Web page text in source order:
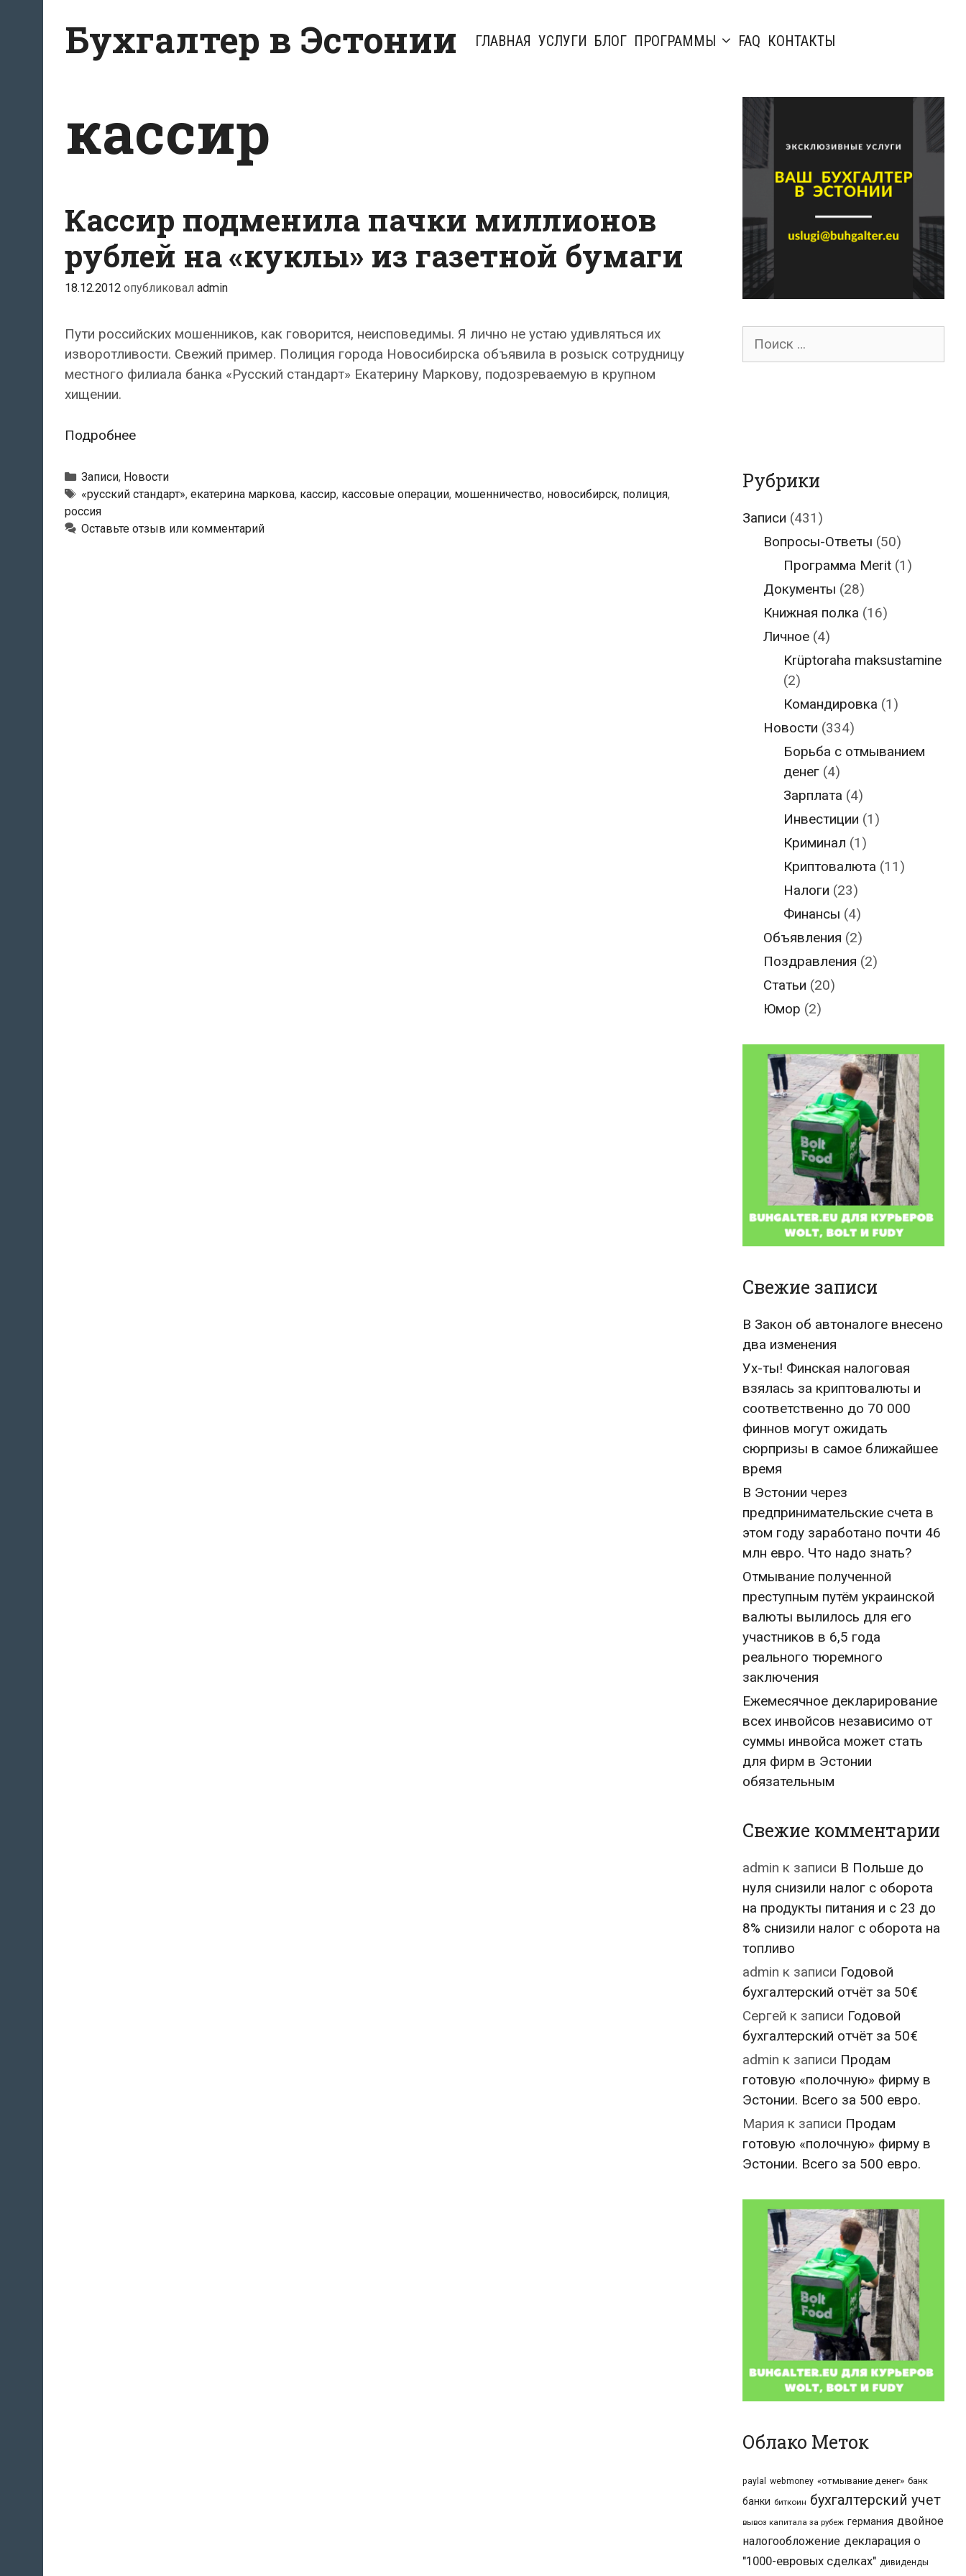
содержанию
Бухгалтер в Эстонии ГЛАВНАЯ УСЛУГИ БЛОГ ПРОГРАММЫ FAQ КОНТАКТЫ
кассир
Кассир подменила пачки миллионов
рублей на «куклы» из газетной бумаги
18.12.2012 опубликовал admin
Пути российских мошенников, как говорится, неисповедимы. Я лично не устаю удивляться их
изворотливости. Свежий пример. Полиция города Новосибирска объявила в розыск сотрудницу
местного филиала банка «Русский стандарт» Екатерину Маркову, подозреваемую в крупном
хищении.
ПодробнееКассир
пачки
миллионов
на
Рубрики
Записи, Новости
Метки
«русский стандарт», екатерина маркова, кассир, кассовые операции, мошенничество, новосибирск, полиция,
россия
Оставьте отзыв или комментарий
Поиск
Рубрики
Записи (431)
Вопросы-Ответы (50)
Программа Merit (1)
Документы (28)
Книжная полка (16)
Личное(4)
Krüptoraha maksustamine
(2)
Командировка (1)
Новости (334)
Борьба с отмыванием
денег (4)
Зарплата (4)
Инвестиции (1)
Криминал (1)
Криптовалюта (11)
Налоги (23)
Финансы (4)
Объявления (2)
Поздравления (2)
Статьи (20)
Юмор (2)
Свежие записи
В Закон об автоналоге внесено
два изменения
Ух-ты! Финская налоговая
взялась за криптовалюты и
соответственно до 70 000
финнов могут ожидать
сюрпризы в самое ближайшее
время
В Эстонии через
предпринимательские счета в
этом году заработано почти 46
млн евро. Что надо знать?
Отмывание полученной
преступным путём украинской
валюты вылилось для его
участников в 6,5 года
реального тюремного
заключения
Ежемесячное декларирование
всех инвойсов независимо от
суммы инвойса может стать
для фирм в Эстонии
обязательным
Свежие комментарии
admin к записи В Польше до
нуля снизили налог с оборота
на продукты питания и с 23 до
8% снизили налог с оборота на
топливо
admin к записи Годовой
бухгалтерский отчёт за 50€
Сергей к записи Годовой
бухгалтерский отчёт за 50€
admin к записи Продам
готовую «полочную» фирму в
Эстонии. Всего за 500 евро.
Мария к записи Продам
готовую «полочную» фирму в
Эстонии. Всего за 500 евро.
Облако Меток
paylal webmoney «отмывание денег» банк
банки биткоин бухгалтерский учет
вывоз капитала за рубеж германия двойное
налогообложение декларация о
"1000-евровых сделках" дивиденды